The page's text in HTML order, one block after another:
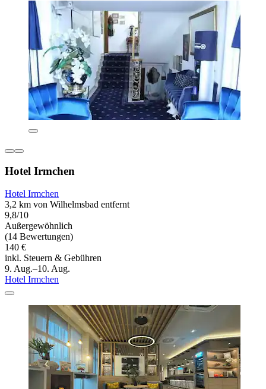
Hotel Irmchen
Hotel Irmchen
3,2 km von Wilhelmsbad entfernt
9,8/10
Außergewöhnlich
(14 Bewertungen)
140 €
inkl. Steuern & Gebühren
9. Aug.–10. Aug.
Hotel Irmchen